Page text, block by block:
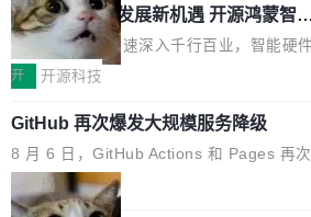
高了。全域营销服务商的竞争正在从规模转
度,案例厚度、全域覆盖、多线协同...
或造假。问题是，作为读者，如果你筛选出
看起来最令人兴奋的论文，那它们大部分都
度宣传的。」 这才是真正的痛点。不是所
都有问题，是最吸引眼球的那批论文最有问
他引用的帖子来自 Mathew Shen，一位
026 的读者：「看了篇 ...
的早期工程师之一，在 Grok 训练基础设施
工作过。近日他在 X 上发了一条帖子，列
认为现代 AI 领域最重要的三个开源项目。
理由很具体。FA 系列不需要解释，但 FA2
认为最重要的一个——复杂度恰到好处，刚
驱动你去学 CuTe，但还没被那些"邪恶的"
er++ 优化所淹没，足够容易修改和适配。
共商智能硬件发展新机遇 开源鸿蒙智
硬件开发者日杭州站即将举行
随着万物智联加速深入千行百业，智能硬
单点设备迈向智能化、网联化、协同化发展
鸿蒙通过统一技术底座和分布式能力，为不
型智能设备的开发、连接与互联提供关键支
也为产业链企业探索产品创新与商业增长打
的空间。 8月14日，开源鸿蒙智能硬件开发
开 开源科技
GitHub 再次爆发大规模服务降级
8 月 6 日，GitHub Actions 和 Pages 再
模服务降级，Actions 完全不可用超过 5 小
webhook 停发，连自托管 runner 也因调
局